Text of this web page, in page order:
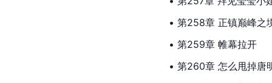
• 第258章 正镇巅峰之
• 第259章 帷幕拉开
• 第260章 怎么甩掉唐